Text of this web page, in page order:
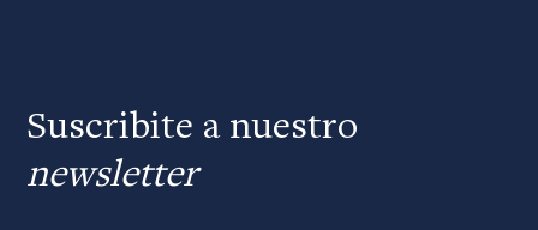
Suscribite a nuestro
newsletter